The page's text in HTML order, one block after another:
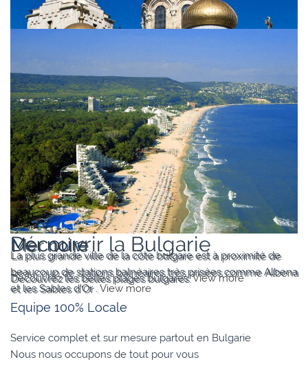
savoureuses recettes traditionnelles.View more
Varna
La plus grande ville de la côte bulgare est à proximité de
beaucoup de stations balnéaires très prisées comme Albena
et les Sables d’Or . View more
Mer noire
Découvrez les belles plages bulgares.View more
Découvrir la Bulgarie
Equipe 100% Locale
Service complet et sur mesure partout en Bulgarie
Nous nous occupons de tout pour vous